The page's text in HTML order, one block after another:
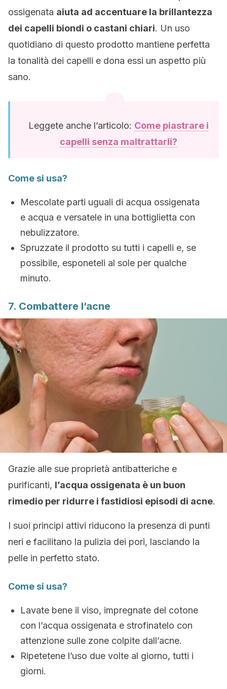
ossigenata aiuta ad accentuare la brillantezza
dei capelli biondi o castani chiari. Un uso
quotidiano di questo prodotto mantiene perfetta
la tonalità dei capelli e dona essi un aspetto più
sano.
Leggete anche l’articolo: Come piastrare i
capelli senza maltrattarli?
Come si usa?
Mescolate parti uguali di acqua ossigenata
e acqua e versatele in una bottiglietta con
nebulizzatore.
Spruzzate il prodotto su tutti i capelli e, se
possibile, esponeteli al sole per qualche
minuto.
7. Combattere l’acne
Grazie alle sue proprietà antibatteriche e
purificanti, l’acqua ossigenata è un buon
rimedio per ridurre i fastidiosi episodi di acne.
I suoi principi attivi riducono la presenza di punti
neri e facilitano la pulizia dei pori, lasciando la
pelle in perfetto stato.
Come si usa?
Lavate bene il viso, impregnate del cotone
con l’acqua ossigenata e strofinatelo con
attenzione sulle zone colpite dall’acne.
Ripetetene l’uso due volte al giorno, tutti i
giorni.